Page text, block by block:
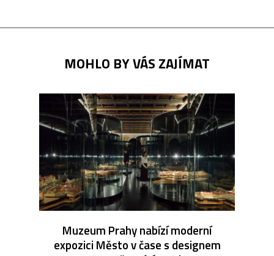
MOHLO BY VÁS ZAJÍMAT
Muzeum Prahy nabízí moderní
expozici Město v čase s designem